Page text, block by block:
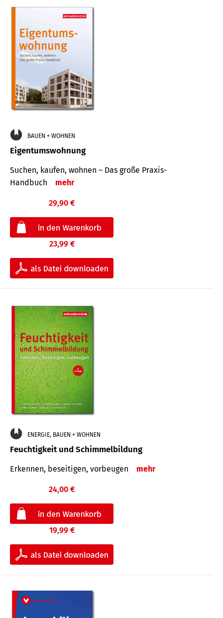
BAUEN + WOHNEN
Eigentumswohnung
Suchen, kaufen, wohnen – Das große Praxis-
Handbuch
mehr
29,90 €
23,99 €
ENERGIE, BAUEN + WOHNEN
Feuchtigkeit und Schimmelbildung
Erkennen, beseitigen, vorbeugen mehr
24,00 €
19,99 €